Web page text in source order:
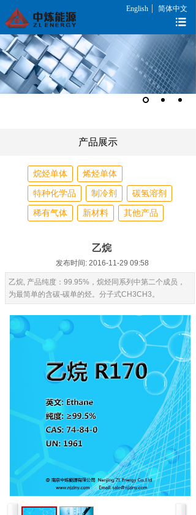
产品展示
烷烃单体
烯烃单体
特种化学品
制冷剂
碳氢溶剂
稀有气体
新材料 其他产品
乙烷
发布时间: 2016-11-29 09:58
乙烷, 产品纯度：99.95%，烷烃同系列中第二个成员，
为最简单的含碳-碳单的烃。分子式CH3CH3。
English 简体中文